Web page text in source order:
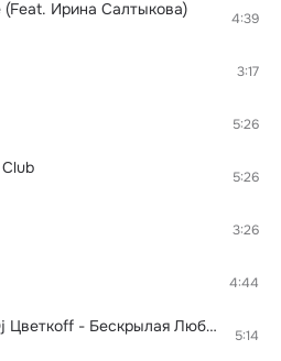
Ирина Салтыкова) 4:39
3:17
5:26
5:26
3:26
4:44
Таня Буланова & Dj Цветкоff - Бескрылая Любовь (Club Mix) 5:14